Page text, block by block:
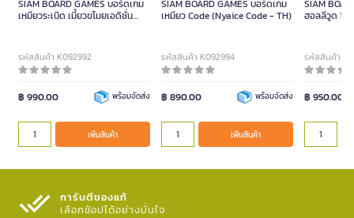
SIAM BOARD GAMES บอร์ดเกม
เหมียวระเบิด เมี้ยวขโมยเอดิชั่น
รหัสสินค้า K092992
฿ 990.00 พร้อมจัดส่ง
เพิ่มสินค้า
SIAM BOARD GAMES บอร์ดเกม
เหมียว Code (Nyaice Code - TH)
รหัสสินค้า K092994
฿ 890.00 พร้อมจัดส่ง
เพิ่มสินค้า
SIAM
ฮอลลีวูด
รหัสสินค้า
฿ 950.00
การันตีของแท้
เลือกช้อปได้อย่างมั่นใจ​